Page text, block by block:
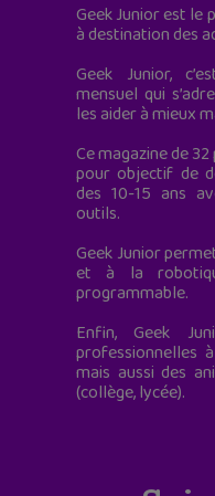
Geek Junior est le
à destination des
Geek Junior,
mensuel qui
les aider à mieux
Ce magazine de
pour objectif de
des 10-15 ans
outils.
Geek Junior
et à la
programmable.
Enfin, Geek
professionnelles
mais aussi des
(collège, lycée).